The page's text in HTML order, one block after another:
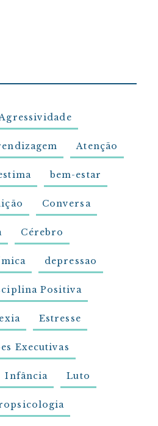
Atenção
bem-estar
Conversa
Cérebro
depressao
Positiva
Estresse
Executivas
Infância Luto